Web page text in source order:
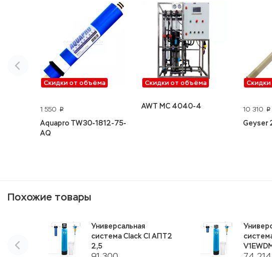
Скидки от объёма
1 550 p
Aquapro TW30-1812-75-
AQ
Скидки от объёма
AWT MC 4040-4 10 310 p
Geyser
Похожие товары
Универсальная
система Clack CI АПТ2
2,5